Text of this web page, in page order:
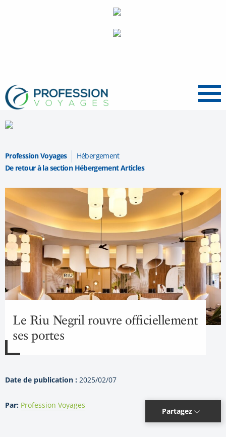
Menu
Profession Voyages
Hébergement
De retour à la section Hébergement Articles
Le Riu Negril rouvre officiellement
ses portes
Date de publication : 2025/02/07
Par: Profession Voyages
Partagez